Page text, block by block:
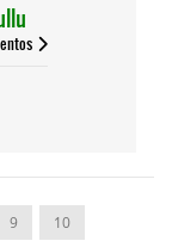
9 10